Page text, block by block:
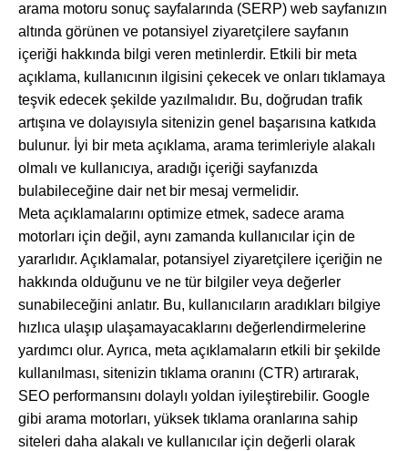
arama motoru sonuç sayfalarında (SERP) web sayfanızın
altında görünen ve potansiyel ziyaretçilere sayfanın
içeriği hakkında bilgi veren metinlerdir. Etkili bir meta
açıklama, kullanıcının ilgisini çekecek ve onları tıklamaya
teşvik edecek şekilde yazılmalıdır. Bu, doğrudan trafik
artışına ve dolayısıyla sitenizin genel başarısına katkıda
bulunur. İyi bir meta açıklama, arama terimleriyle alakalı
olmalı ve kullanıcıya, aradığı içeriği sayfanızda
bulabileceğine dair net bir mesaj vermelidir.
Meta açıklamalarını optimize etmek, sadece arama
motorları için değil, aynı zamanda kullanıcılar için de
yararlıdır. Açıklamalar, potansiyel ziyaretçilere içeriğin ne
hakkında olduğunu ve ne tür bilgiler veya değerler
sunabileceğini anlatır. Bu, kullanıcıların aradıkları bilgiye
hızlıca ulaşıp ulaşamayacaklarını değerlendirmelerine
yardımcı olur. Ayrıca, meta açıklamaların etkili bir şekilde
kullanılması, sitenizin tıklama oranını (CTR) artırarak,
SEO performansını dolaylı yoldan iyileştirebilir. Google
gibi arama motorları, yüksek tıklama oranlarına sahip
siteleri daha alakalı ve kullanıcılar için değerli olarak